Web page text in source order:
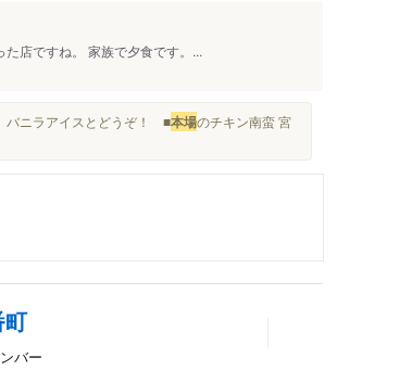
店ですね。 家族で夕食です。...
バニラアイスとどうぞ！ ■本場のチキン南蛮 宮
バー